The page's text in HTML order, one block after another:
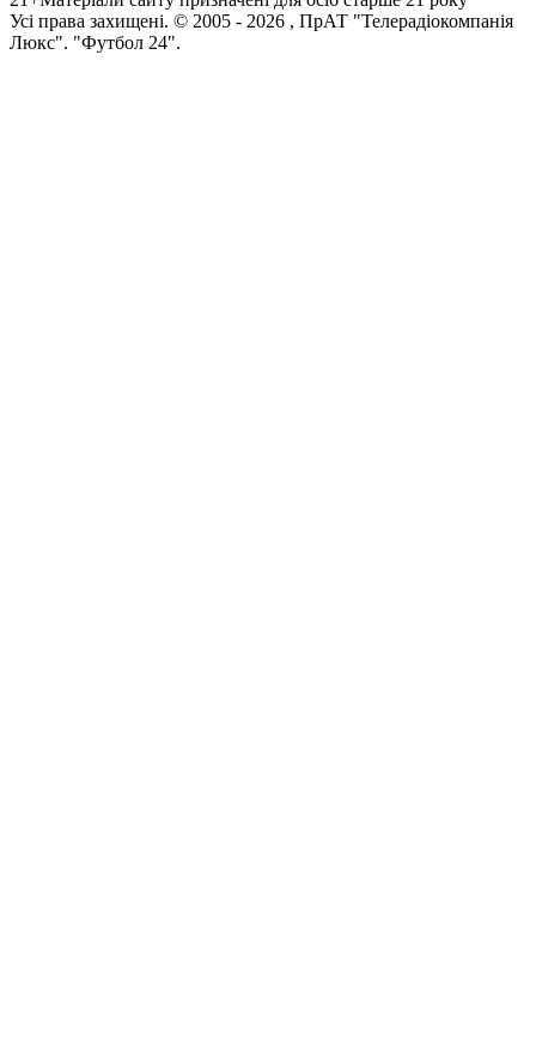
Усi права захищенi. © 2005 - 2026 , ПрАТ "Телерадіокомпанія
Люкс". "Футбол 24".